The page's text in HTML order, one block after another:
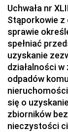
Dziennik
Dziennik
Kolejowego
Dziennik
Technologii
Dziennik
Dziennik
Państwowych
Dziennik
Uchwała nr
Stąporkowie z
sprawie
spełniać
uzyskanie
działalności
odpadów
się o
zbiorników
nieczystości